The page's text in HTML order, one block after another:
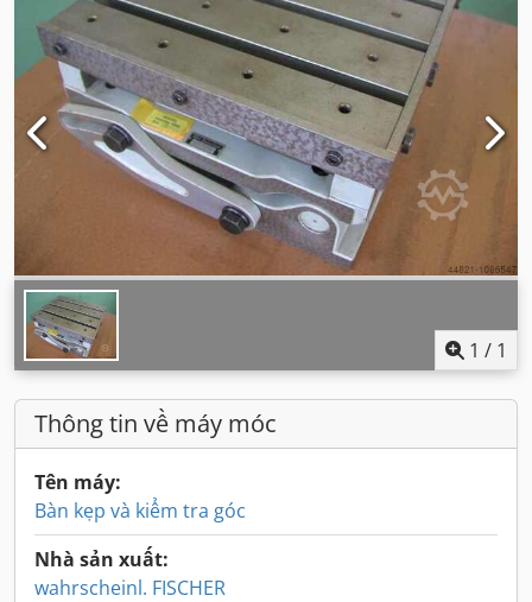
1 / 1
Thông tin về máy móc
Tên máy:
Bàn kẹp và kiểm tra góc
Nhà sản xuất:
wahrscheinl. FISCHER